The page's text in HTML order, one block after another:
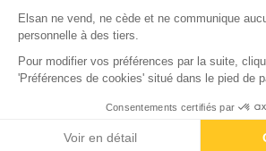
Elsan ne vend, ne cède et ne communique
personnelle à des tiers.
Pour modifier vos préférences par la suite,
'Préférences de cookies' situé dans le pied de
Consentements certifiés par
Voir en détail
© Copyright 2026 Elsan
Mentions Légales-Données personnelles
Agence digitale : VOID